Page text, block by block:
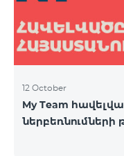
12 October
My Team
ներբեռնումների